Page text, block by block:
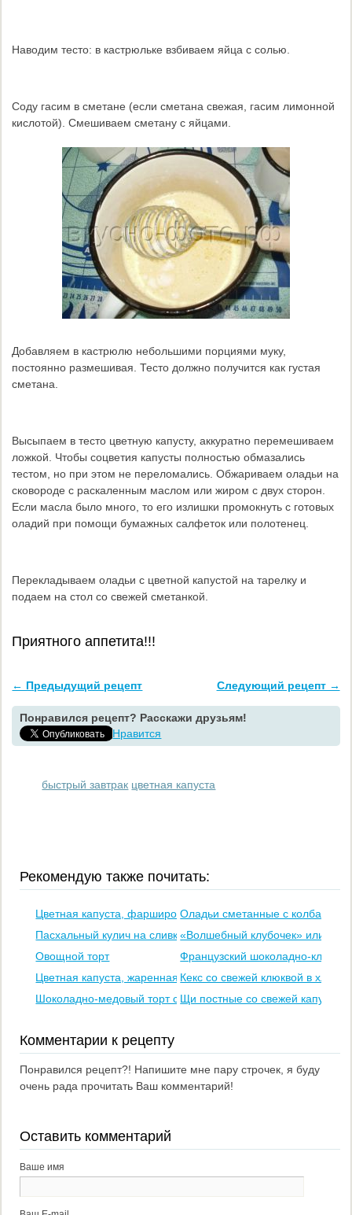
Наводим тесто: в кастрюльке взбиваем яйца с солью.
Соду гасим в сметане (если сметана свежая, гасим лимонной
кислотой). Смешиваем сметану с яйцами.
Добавляем в кастрюлю небольшими порциями муку,
постоянно размешивая. Тесто должно получится как густая
сметана.
Высыпаем в тесто цветную капусту, аккуратно перемешиваем
ложкой. Чтобы соцветия капусты полностью обмазались
тестом, но при этом не переломались. Обжариваем оладьи на
сковороде с раскаленным маслом или жиром с двух сторон.
Если масла было много, то его излишки промокнуть с готовых
оладий при помощи бумажных салфеток или полотенец.
Перекладываем оладьи с цветной капустой на тарелку и
подаем на стол со свежей сметанкой.
Приятного аппетита!!!
← Предыдущий рецепт Следующий рецепт →
Понравился рецепт? Расскажи друзьям!
Нравится
быстрый завтрак цветная капуста
Рекомендую также почитать:
Цветная капуста, фаршированная мясом.Оладьи сметанные с колбасой
Пасхальный кулич на сливках«Волшебный клубочек» или
Овощной торт
Французский шоколадно-
Цветная капуста, жаренная в сухаряхКекс со свежей клюквой в
Шоколадно-медовый торт со сметанно-ореховым кремом
Щи постные со свежей капустой
Комментарии к рецепту
Понравился рецепт?! Напишите мне пару строчек, я буду
очень рада прочитать Ваш комментарий!
Оставить комментарий
Ваше имя